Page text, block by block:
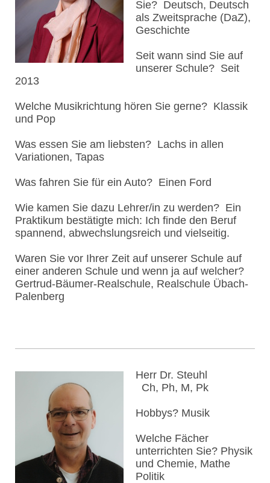
Sie? Deutsch, Deutsch
als Zweitsprache (DaZ),
Geschichte
Seit wann sind Sie auf
unserer Schule? Seit
2013
Welche Musikrichtung hören Sie gerne? Klassik
und Pop
Was essen Sie am liebsten? Lachs in allen
Variationen, Tapas
Was fahren Sie für ein Auto? Einen Ford
Wie kamen Sie dazu Lehrer/in zu werden? Ein
Praktikum bestätigte mich: Ich finde den Beruf
spannend, abwechslungsreich und vielseitig.
Waren Sie vor Ihrer Zeit auf unserer Schule auf
einer anderen Schule und wenn ja auf welcher?
Gertrud-Bäumer-Realschule, Realschule Übach-
Palenberg
Herr Dr. Steuhl
Ch, Ph, M, Pk
Hobbys? Musik
Welche Fächer
unterrichten Sie? Physik
und Chemie, Mathe
Politik